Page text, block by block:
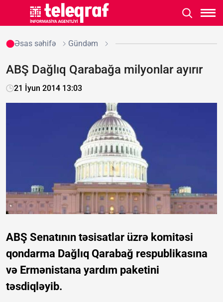
Əsas səhifə Gündəm
ABŞ Dağlıq Qarabağa milyonlar ayırır
21 İyun 2014 13:03
ABŞ Senatının təsisatlar üzrə komitəsi
qondarma Dağlıq Qarabağ respublikasına
və Ermənistana yardım paketini
təsdiqləyib.